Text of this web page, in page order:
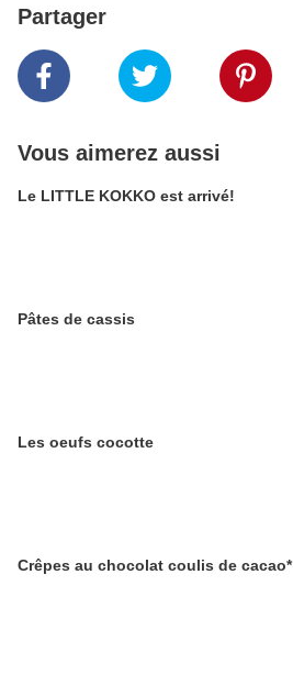
Partager
Vous aimerez aussi
Le LITTLE KOKKO est arrivé!
Pâtes de cassis
Les oeufs cocotte
Crêpes au chocolat coulis de cacao*